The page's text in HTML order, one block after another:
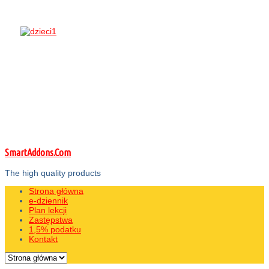
SmartAddons.Com
The high quality products
Strona główna
e-dziennik
Plan lekcji
Zastępstwa
1,5% podatku
Kontakt